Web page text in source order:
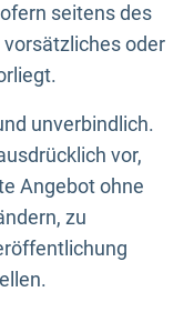
seitens des
oder
unverbindlich.
vor,
Angebot ohne
zu